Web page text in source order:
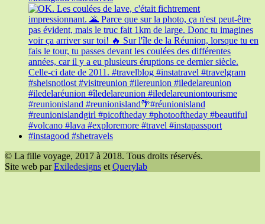
© La fille voyage, 2017 à 2018. Tous droits réservés.
Site web parExiledesigns et Querylab